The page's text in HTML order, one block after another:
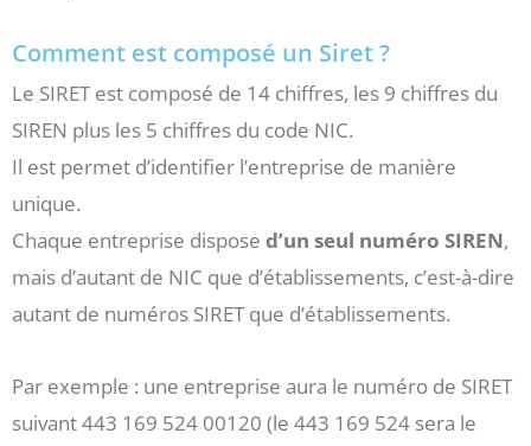
Comment est composé un Siret ?
Le SIRET est composé de 14 chiffres, les 9 chiffres du
SIREN plus les 5 chiffres du code NIC.
Il est permet d’identifier l’entreprise de manière
unique.
Chaque entreprise dispose d’un seul numéro SIREN,
mais d’autant de NIC que d’établissements, c’est-à-dire
autant de numéros SIRET que d’établissements.
Par exemple : une entreprise aura le numéro de SIRET
suivant 443 169 524 00120 (le 443 169 524 sera le